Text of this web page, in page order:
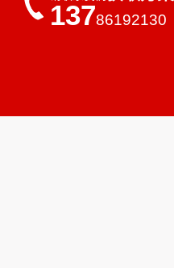
13786192130